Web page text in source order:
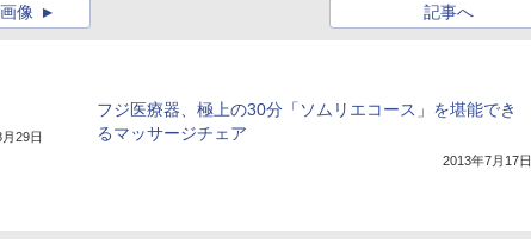
記事へ
像
29日
フジ医療器、極上の30分「ソムリエコース」を堪能でき
るマッサージチェア
2013年7月17日